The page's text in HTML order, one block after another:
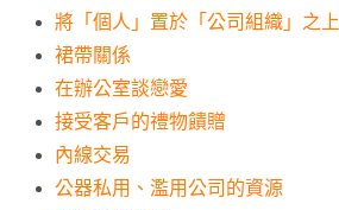
將「個人」置於「公司組織」之上
裙帶關係
在辦公室談戀愛
接受客戶的禮物饋贈
內線交易
公器私用、濫用公司的資源